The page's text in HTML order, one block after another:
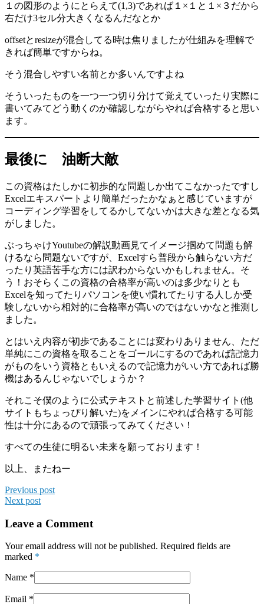
１の図形のようにとらえて(1,3)であれば１×１と１×３だから
右だけ3セル分大きくなるんだなとか
offsetとresizeが混合してる時は焦りましたが仕組みを理解で
きれば簡単ですからね。
そう混合しやすい名前とか多いんですよね
そういったものを一つ一つ切り分けて覚えていったり実際に
書いてみてどう動くのか確認しながらやれば合格すると思い
ます。
最後に 油断大敵
この資格はたしかに初歩的な問題しか出てこなかったですし
Excelエキスパートより簡単だったかなぁと感じていますが
コーディング学習をしてるかしてないかは大きな差となる気
がしました。
ぶっちゃけYoutubeの解説動画見てイメージ掴めて問題も解
けるなら問題ないですが、Excelすら普段から触らない方だ
ったり英語苦手な方には訳わからないかもしれません。そ
う！おそらくこの資格の合格率が高いのは多少なりとも
Excelを知ってたりパソコンを使い慣れてたりする人しか受
験しないから相対的に合格率が高いのではないかなと推測し
ました。
とはいえ内容が初歩であることには変わりありません、ただ
単純にこの資格を取ることをゴールにするのであれば記憶力
がものをいう資格ともいえるので記憶力がいい方であれば勝
機はあるんじゃないでしょうか？
それこそ僕のように公式テキストと前述した学習サイト(他
サイトもちょっぴり解いた)をメインにやれば合格する可能
性は十分にあるので頑張ってみてください！
すべての生徒に明るい未来を願っております！
以上、またねー
Previous post
Next post
Leave a Comment
Your email address will not be published. Required fields are
marked *
Name *
Email *